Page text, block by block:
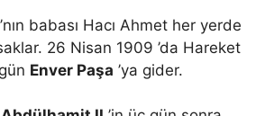
’nın babası Hacı Ahmet her yerde
26 Nisan 1909 ’da Hareket
Enver Paşa ’ya gider.